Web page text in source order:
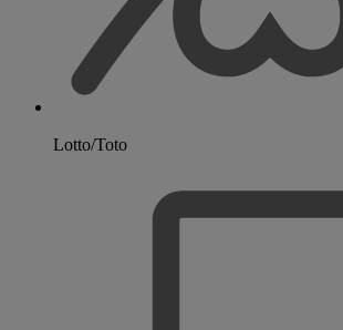
Lotto/Toto